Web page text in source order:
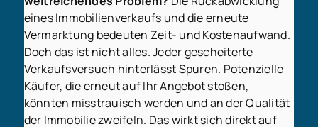
eines Immobilienverkaufs und die erneute
Vermarktung bedeuten Zeit- und Kostenaufwand.
Doch das ist nicht alles. Jeder gescheiterte
Verkaufsversuch hinterlässt Spuren. Potenzielle
Käufer, die erneut auf Ihr Angebot stoßen,
könnten misstrauisch werden und an der Qualität
der Immobilie zweifeln. Das wirkt sich direkt auf